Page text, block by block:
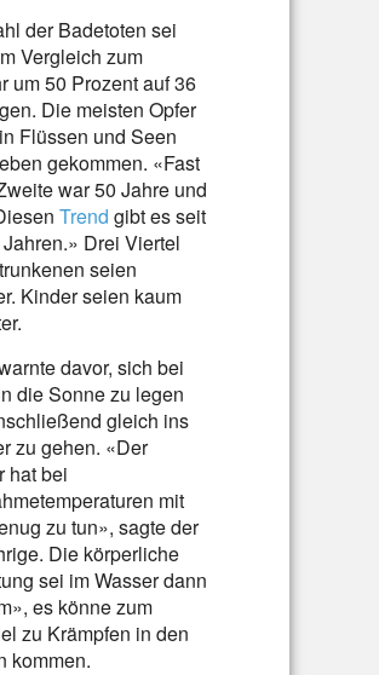
der Badetoten sei
Vergleich zum
um 50 Prozent auf 36
Die meisten Opfer
Flüssen und Seen
gekommen. «Fast
war 50 Jahre und
Trend gibt es seit
Drei Viertel
seien
Kinder seien kaum
davor, sich bei
die Sonne zu legen
gleich ins
zu gehen. «Der
hat bei
mit
zu tun», sagte der
Die körperliche
sei im Wasser dann
es könne zum
zu Krämpfen in den
kommen.